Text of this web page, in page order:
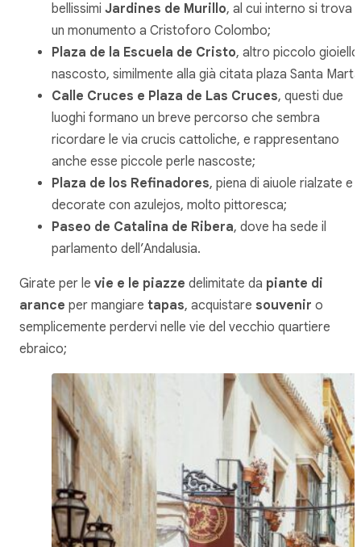
bellissimi Jardines de Murillo, al cui interno si trova
un monumento a Cristoforo Colombo;
Plaza de la Escuela de Cristo, altro piccolo gioiello
nascosto, similmente alla già citata plaza Santa
Calle Cruces e Plaza de Las Cruces, questi due
luoghi formano un breve percorso che sembra
ricordare le via crucis cattoliche, e rappresentano
anche esse piccole perle nascoste;
Plaza de los Refinadores, piena di aiuole rialzate e
decorate con azulejos, molto pittoresca;
Paseo de Catalina de Ribera, dove ha sede il
parlamento dell’Andalusia.
Girate per le vie e le piazze delimitate da piante di
arance per mangiare tapas, acquistare souvenir o
semplicemente perdervi nelle vie del vecchio quartiere
ebraico;